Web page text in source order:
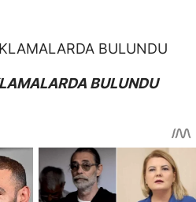
BULUNDU